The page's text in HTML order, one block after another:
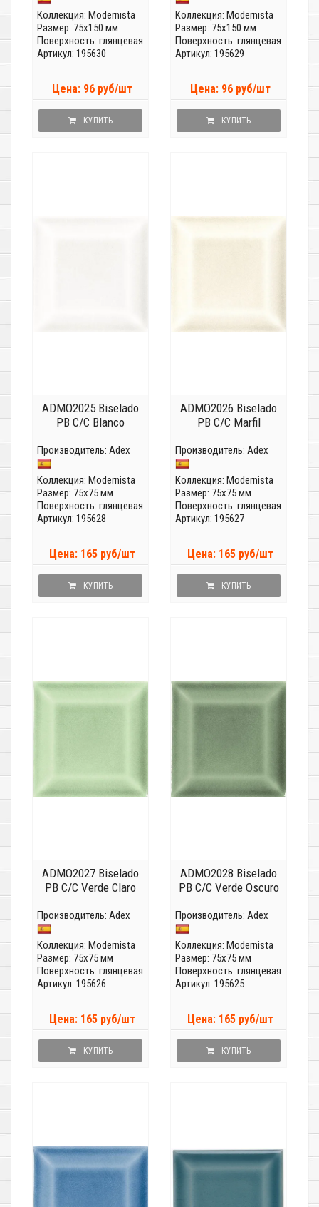
Коллекция: Modernista
Размер: 75x150 мм
Поверхность: глянцевая
Артикул: 195630
Цена: 96 руб/шт
КУПИТЬ
Коллекция: Modernista
Размер: 75x150 мм
Поверхность: глянцевая
Артикул: 195629
Цена: 96 руб/шт
КУПИТЬ
ADMO2025 Biselado
PB C/C Blanco
Производитель: Adex
Коллекция: Modernista
Размер: 75x75 мм
Поверхность: глянцевая
Артикул: 195628
Цена: 165 руб/шт
КУПИТЬ
ADMO2026 Biselado
PB C/C Marfil
Производитель: Adex
Коллекция: Modernista
Размер: 75x75 мм
Поверхность: глянцевая
Артикул: 195627
Цена: 165 руб/шт
КУПИТЬ
ADMO2027 Biselado
PB C/C Verde Claro
Производитель: Adex
Коллекция: Modernista
Размер: 75x75 мм
Поверхность: глянцевая
Артикул: 195626
Цена: 165 руб/шт
КУПИТЬ
ADMO2028 Biselado
PB C/C Verde Oscuro
Производитель: Adex
Коллекция: Modernista
Размер: 75x75 мм
Поверхность: глянцевая
Артикул: 195625
Цена: 165 руб/шт
КУПИТЬ